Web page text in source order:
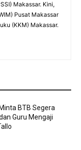
Makassar. Kini,
Pusat Makassar
(KKM) Makassar.
BTB Segera
Guru Mengaji